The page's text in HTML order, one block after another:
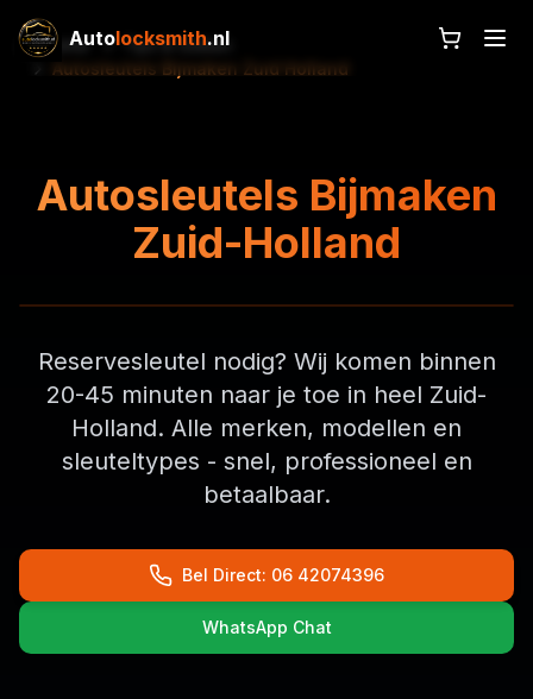
Autolocksmith.nl
Home
Tips & Gidsen
Autosleutels Bijmaken Zuid Holland
Autosleutels Bijmaken
Zuid-Holland
Reservesleutel nodig? Wij komen binnen
20-45 minuten naar je toe in heel Zuid-
Holland. Alle merken, modellen en
sleuteltypes - snel, professioneel en
betaalbaar.
Bel Direct: 06 42074396
WhatsApp Chat